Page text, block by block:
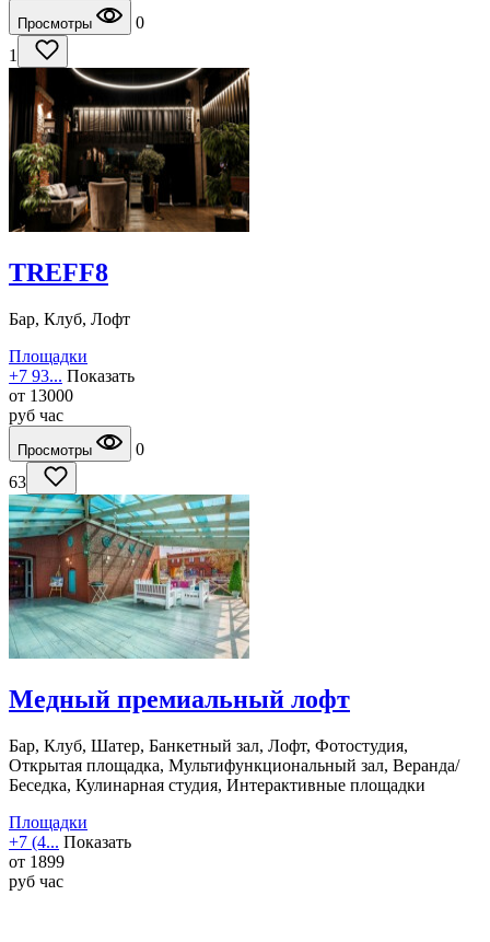
Просмотры
0
1
TREFF8
Бар, Клуб, Лофт
Площадки
+7 93... Показать
от 13000
руб час
Просмотры
0
63
Медный премиальный лофт
Бар, Клуб, Шатер, Банкетный зал, Лофт, Фотостудия,
Открытая площадка, Мультифункциональный зал, Веранда/
Беседка, Кулинарная студия, Интерактивные площадки
Площадки
+7 (4... Показать
от 1899
руб час